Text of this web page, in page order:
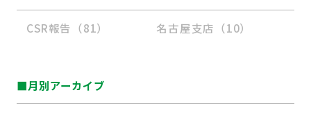
CSR報告（81） 名古屋支店（10）
■月別アーカイブ